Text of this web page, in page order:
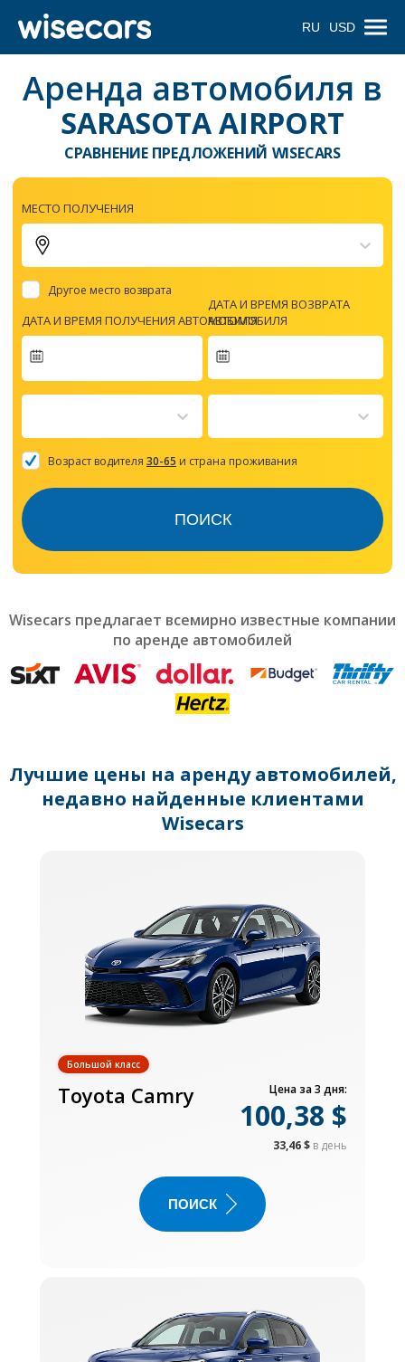
RU USD
Аренда автомобиля в
SARASOTA AIRPORT
СРАВНЕНИЕ ПРЕДЛОЖЕНИЙ WISECARS
МЕСТО ПОЛУЧЕНИЯ
Другое место возврата
ДАТА И ВРЕМЯ ПОЛУЧЕНИЯ АВТОМОБИЛЯ
forward
with
the
and
mark
get
the
dates.
ДАТА И ВРЕМЯ ВОЗВРАТА
АВТОМОБИЛЯ
Возраст водителя 30-65 и страна проживания
ПОИСК
Wisecars предлагает всемирно известные компании
по аренде автомобилей
Лучшие цены на аренду автомобилей,
недавно найденные клиентами
Wisecars
Большой класс
Toyota Camry Цена за 3 дня:
100,38 $
33,46 $ в день
ПОИСК